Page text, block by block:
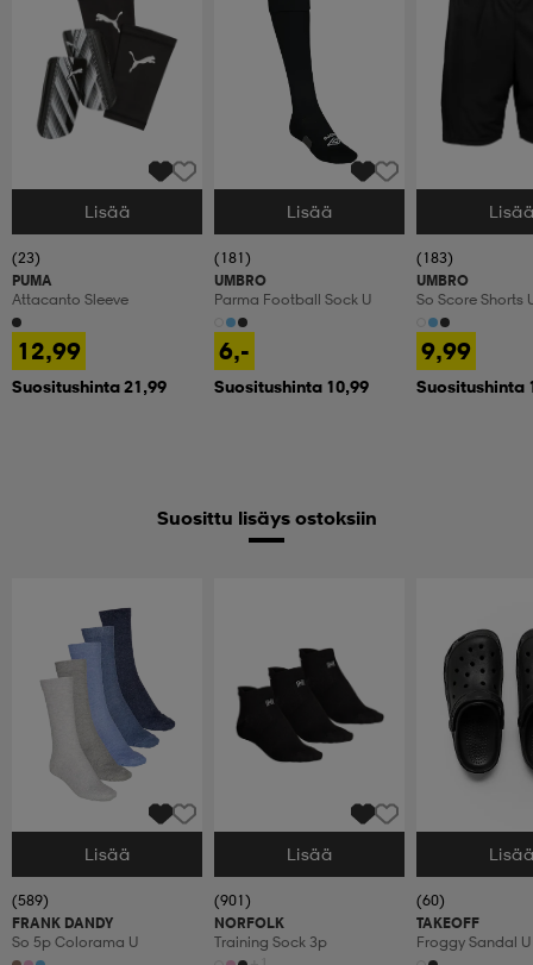
Valitse Koko
Lisää
(23)
PUMA
Attacanto Sleeve
12,99
Suositushinta 21,99
Valitse Koko
Lisää
(181)
UMBRO
Parma Football Sock U
6,-
Suositushinta 10,99
Valitse Koko
(183)
UMBRO
So Score Shorts
9,99
Suositushinta
Suosittu lisäys ostoksiin
Valitse Koko
Lisää
(589)
FRANK DANDY
So 5p Colorama U
Valitse Koko
Lisää
(901)
NORFOLK
Training Sock 3p
Valitse Koko
(60)
TAKEOFF
Froggy Sandal U